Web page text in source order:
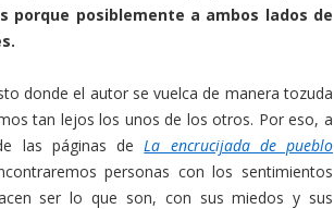
porque posiblemente a ambos lados de
donde el autor se vuelca de manera tozuda
tan lejos los unos de los otros. Por eso, a
las páginas de La encrucijada de pueblo
personas con los sentimientos
ser lo que son, con sus miedos y sus